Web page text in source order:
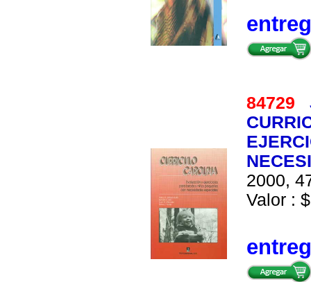
84729
2000,
Valor :